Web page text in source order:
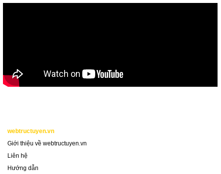
webtructuyen.vn
Giới thiệu về webtructuyen.vn
Liên hệ
Hướng dẫn